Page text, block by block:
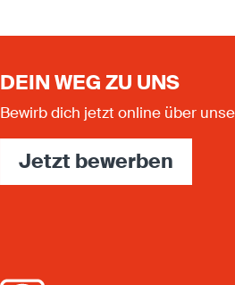
DEIN WEG ZU UNS
Bewirb dich jetzt online über
Jetzt bewerben